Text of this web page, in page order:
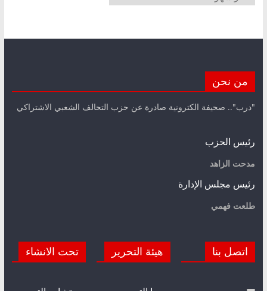
من نحن
"درب".. صحيفة الكترونية صادرة عن حزب التحالف الشعبي الاشتراكي
رئيس الحزب
مدحت الزاهد
رئيس مجلس الإدارة
طلعت فهمي
اتصل بنا هيئة التحرير تحت الانشاء